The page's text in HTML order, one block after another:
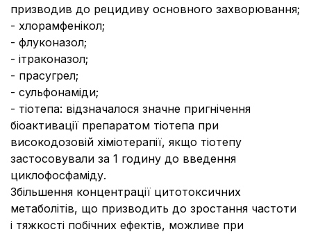
призводив до рецидиву основного захворювання;
- хлорамфенікол;
- флуконазол;
- ітраконазол;
- прасугрел;
- сульфонаміди;
- тіотепа: відзначалося значне пригнічення
біоактивації препаратом тіотепа при
високодозовій хіміотерапії, якщо тіотепу
застосовували за 1 годину до введення
циклофосфаміду.
Збільшення концентрації цитотоксичних
метаболітів, що призводить до зростання частоти
і тяжкості побічних ефектів, можливе при